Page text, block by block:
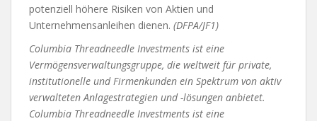
potenziell höhere Risiken von Aktien und
Unternehmensanleihen dienen. (DFPA/JF1)
Columbia Threadneedle Investments ist eine
Vermögensverwaltungsgruppe, die weltweit für private,
institutionelle und Firmenkunden ein Spektrum von aktiv
verwalteten Anlagestrategien und -lösungen anbietet.
Columbia Threadneedle Investments ist eine